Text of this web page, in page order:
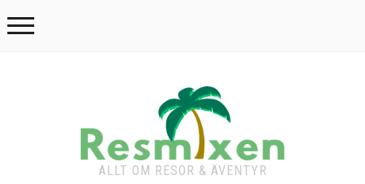
ALLT OM RESOR & ÄVENTYR